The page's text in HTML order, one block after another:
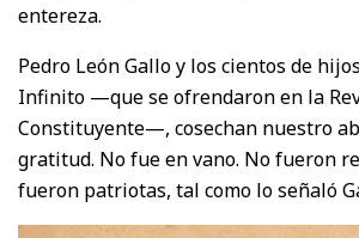
entereza.
Pedro León Gallo y los cientos de
Infinito —que se ofrendaron en la
Constituyente—, cosechan nuestro
gratitud. No fue en vano. No fueron
fueron patriotas, tal como lo señaló